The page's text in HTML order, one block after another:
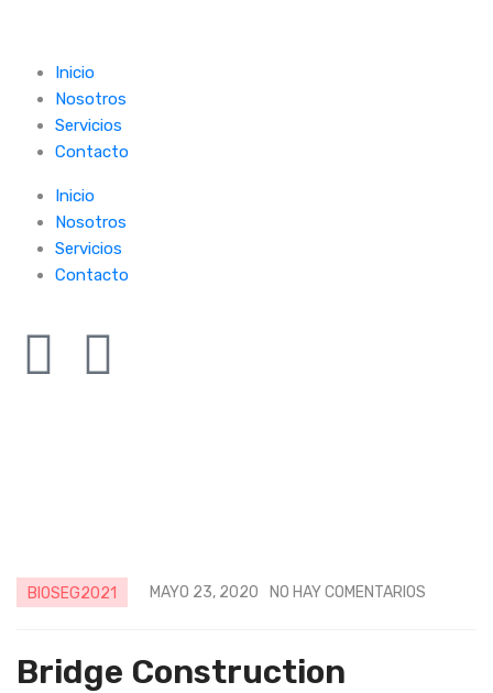
Inicio
Nosotros
Servicios
Contacto
Inicio
Nosotros
Servicios
Contacto
BIOSEG2021 MAYO 23, 2020 NO HAY COMENTARIOS
Bridge Construction